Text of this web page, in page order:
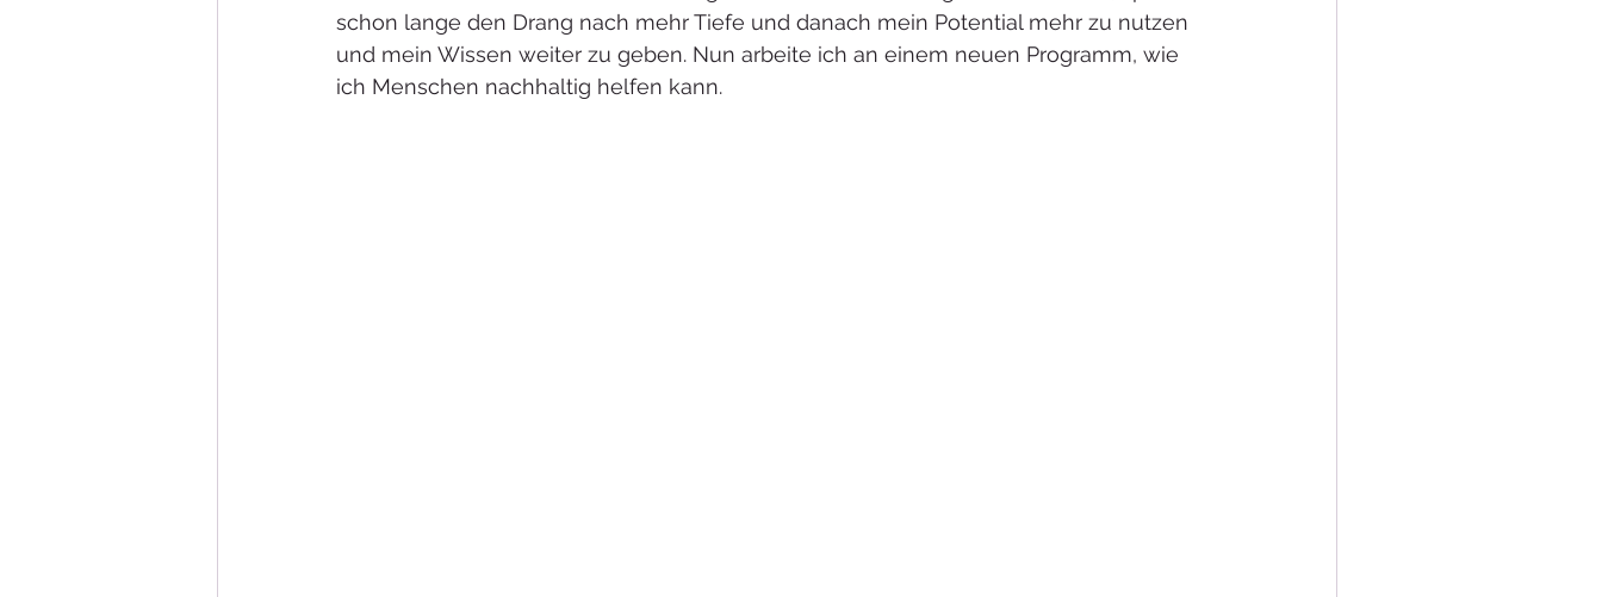
schon lange den Drang nach mehr Tiefe und danach mein Potential mehr zu nutzen
und mein Wissen weiter zu geben. Nun arbeite ich an einem neuen Programm, wie
ich Menschen nachhaltig helfen kann.